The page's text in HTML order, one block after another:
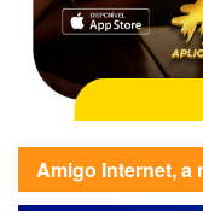
Amigo Internet, a